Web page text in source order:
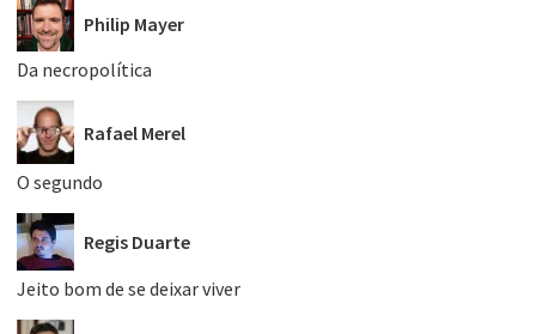
Philip Mayer
Da necropolítica
Rafael Merel
O segundo
Regis Duarte
Jeito bom de se deixar viver